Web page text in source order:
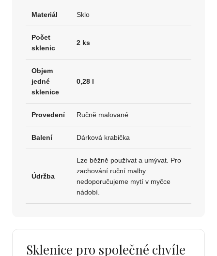
Materiál Sklo
Počet
sklenic
2 ks
Objem
jedné
sklenice
0,28 l
Provedení Ručně malované
Balení Dárková krabička
Údržba
Lze běžně používat a umývat. Pro
zachování ruční malby
nedoporučujeme mytí v myčce
nádobí.
Sklenice pro společné chvíle